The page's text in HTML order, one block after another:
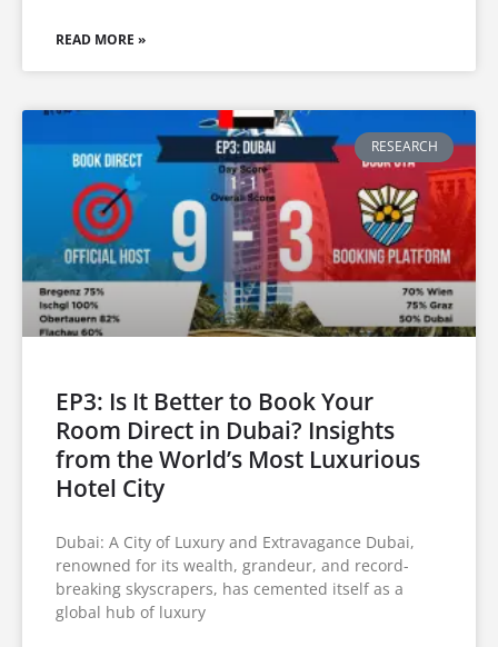
READ MORE »
RESEARCH
EP3: Is It Better to Book Your
Room Direct in Dubai? Insights
from the World’s Most Luxurious
Hotel City
Dubai: A City of Luxury and Extravagance Dubai,
renowned for its wealth, grandeur, and record-
breaking skyscrapers, has cemented itself as a
global hub of luxury